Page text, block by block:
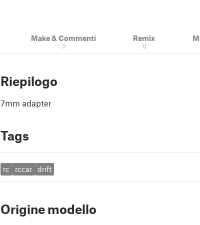
Make & Commenti
0
Remix
0
Riepilogo
7mm adapter
Tags
rc rccar drift
Origine modello